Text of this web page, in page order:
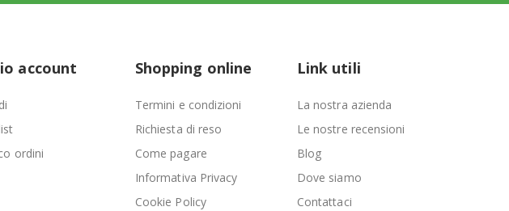
account
ordini
Shopping online
Termini e condizioni
Richiesta di reso
Come pagare
Informativa Privacy
Cookie Policy
Link utili
La nostra azienda
Le nostre recensioni
Blog
Dove siamo
Contattaci